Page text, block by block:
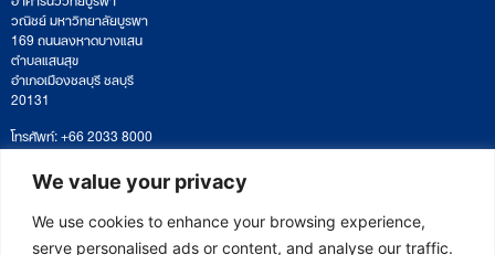
We value your privacy
We use cookies to enhance your browsing experience,
serve personalised ads or content, and analyse our traffic.
วณิชย์ มหาวิทยาลัยบูรพา
169 ถนนลงหาดบางแสน
ตำบลแสนสุข
อำเภอเมืองชลบุรี ชลบุรี
20131
โทรศัพท์: +66 2033 8000
เวลาทำการ: จันทร์ – ศุกร์
09:00 – 17:00 น.
ติดตามหนังสือหรือยื่นเอกสาร
saraban@eeco.or.th